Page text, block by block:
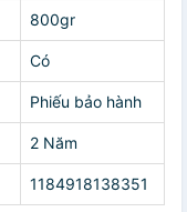
800gr
Có
Phiếu bảo hành
2 Năm
1184918138351